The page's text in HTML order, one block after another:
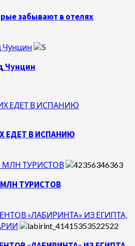
забывают в отелях
Чунцин
Чунцин
ЕДЕТ В ИСПАНИЮ
ЕДЕТ В ИСПАНИЮ
ТУРИСТОВ
ТУРИСТОВ
«ЛАБИРИНТА» ИЗ ЕГИПТА,